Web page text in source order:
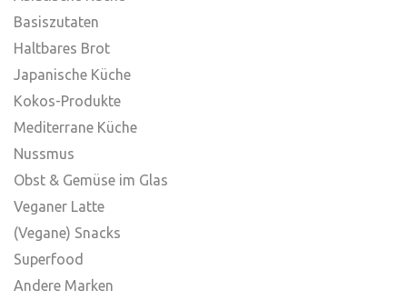
Basiszutaten
Haltbares Brot
Japanische Küche
Kokos-Produkte
Mediterrane Küche
Nussmus
Obst & Gemüse im Glas
Veganer Latte
(Vegane) Snacks
Superfood
Andere Marken